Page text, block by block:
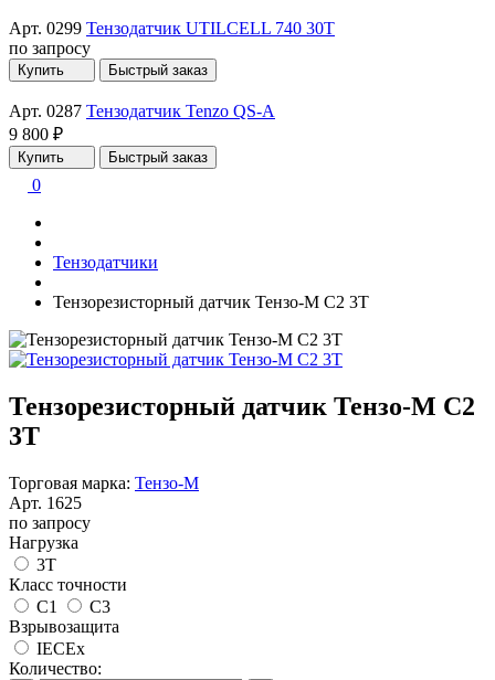
Арт. 0299 Тензодатчик UTILCELL 740 30T
по запросу
Купить Быстрый заказ
Арт. 0287 Тензодатчик Tenzo QS-A
9 800 ₽
Купить Быстрый заказ
0
Тензодатчики
Тензорезисторный датчик Тензо-М C2 3T
Тензорезисторный датчик Тензо-М C2
3T
Торговая марка: Тензо-М
Арт. 1625
по запросу
Нагрузка
3T
Класс точности
C1
C3
Взрывозащита
IECEx
Количество: